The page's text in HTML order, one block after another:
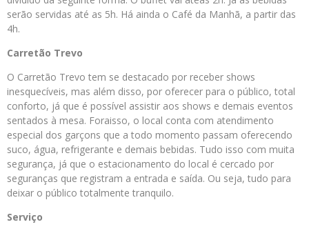
serão servidas até as 5h. Há ainda o Café da Manhã, a partir das
4h.
Carretão Trevo
O Carretão Trevo tem se destacado por receber shows
inesquecíveis, mas além disso, por oferecer para o público, total
conforto, já que é possível assistir aos shows e demais eventos
sentados à mesa. Foraisso, o local conta com atendimento
especial dos garçons que a todo momento passam oferecendo
suco, água, refrigerante e demais bebidas. Tudo isso com muita
segurança, já que o estacionamento do local é cercado por
seguranças que registram a entrada e saída. Ou seja, tudo para
deixar o público totalmente tranquilo.
Serviço